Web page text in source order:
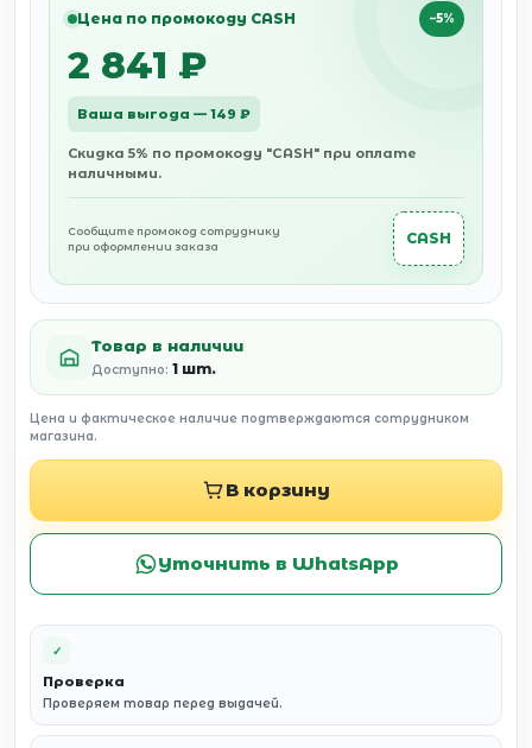
Цена по промокоду CASH −5%
2 841 ₽
Ваша выгода — 149 ₽
Скидка 5% по промокоду "CASH" при оплате
наличными.
Сообщите промокод сотруднику
при оформлении заказа
CASH
Товар в наличии
Доступно: 1 шт.
Цена и фактическое наличие подтверждаются сотрудником
магазина.
В корзину
Уточнить в WhatsApp
✓
Проверка
Проверяем товар перед выдачей.